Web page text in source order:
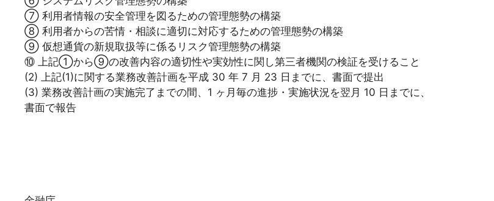
⑦ 利用者情報の安全管理を図るための管理態勢の構築
⑧ 利用者からの苦情・相談に適切に対応するための管理態勢の構築
⑨ 仮想通貨の新規取扱等に係るリスク管理態勢の構築
⑩ 上記①から⑨の改善内容の適切性や実効性に関し第三者機関の検証を受けること
(2) 上記(1)に関する業務改善計画を平成 30 年 7 月 23 日までに、書面で提出
(3) 業務改善計画の実施完了までの間、1 ヶ月毎の進捗・実施状況を翌月 10 日までに、
書面で報告